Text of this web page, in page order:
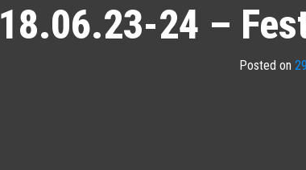
18.06.23-24 –
Posted on